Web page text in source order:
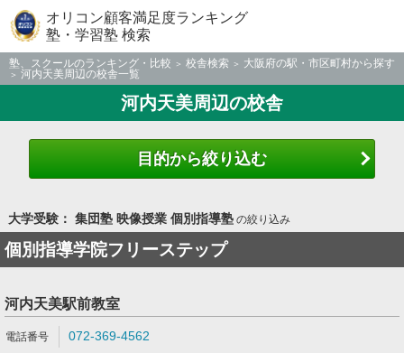
オリコン顧客満足度ランキング
塾・学習塾 検索
塾、スクールのランキング・比較 校舎検索
大阪府の駅・市区町村から探す
河内天美周辺の校舎一覧
河内天美周辺の校舎
目的から絞り込む
大学受験： 集団塾 映像授業 個別指導塾の絞り込み
個別指導学院フリーステップ
河内天美駅前教室
072-369-4562